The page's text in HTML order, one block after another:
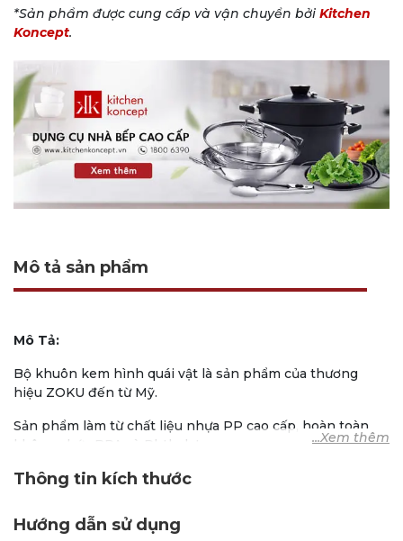
*Sản phẩm được cung cấp và vận chuyển bởi Kitchen
Koncept.
Mô tả sản phẩm
Mô Tả:
Bộ khuôn kem hình quái vật là sản phẩm của thương
hiệu ZOKU đến từ Mỹ.
Sản phẩm làm từ chất liệu nhựa PP cao cấp, hoàn toàn
không chứa BPA và Phthalate.
Khuôn được thiết kế tiện lợi dùng làm kem nhanh chóng
nhau, đặc biệt ấn tượng với trẻ nhỏ. Khuôn được thiết kế
để tháo khuôn kem dễ dàng và không cần ngâm nước
Thông tin kích thước
Hướng dẫn sử dụng